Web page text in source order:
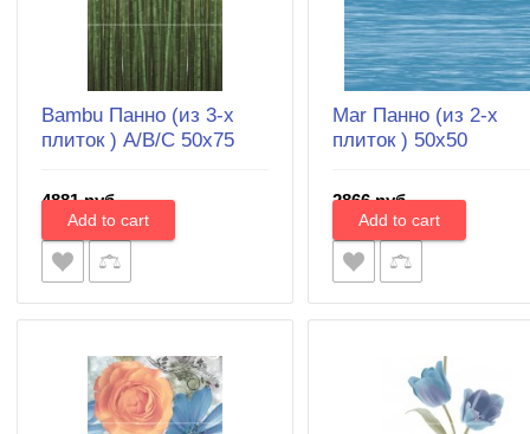
Bambu Панно (из 3-х
плиток ) A/B/C 50х75
4881 руб.
Mar Панно (из 2-х
плиток ) 50х50
2866 руб.